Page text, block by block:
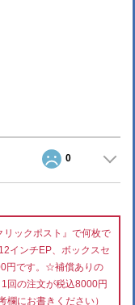
0
ックポスト』で何枚で
インチEP、ボックスセ
円です。☆補償ありの
回の注文が税込8000円
にお書きください）